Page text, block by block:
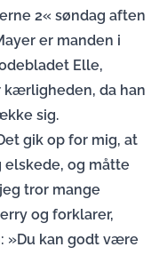
2« søndag aften
er manden i
Elle,
da han
sig.
gik op for mig, at
elskede, og måtte
tror mange
og forklarer,
»Du kan godt være